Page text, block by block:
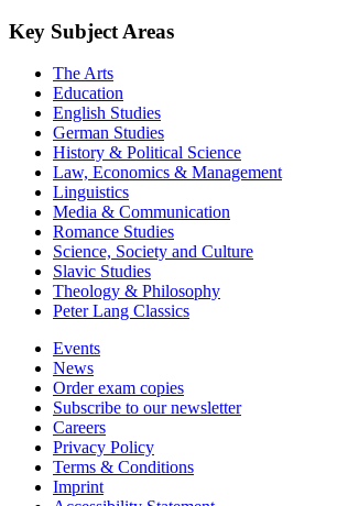
Key Subject Areas
The Arts
Education
English Studies
German Studies
History & Political Science
Law, Economics & Management
Linguistics
Media & Communication
Romance Studies
Science, Society and Culture
Slavic Studies
Theology & Philosophy
Peter Lang Classics
Events
News
Order exam copies
Subscribe to our newsletter
Careers
Privacy Policy
Terms & Conditions
Imprint